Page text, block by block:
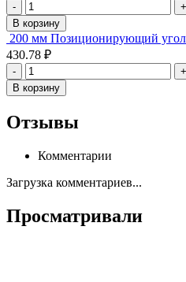
-
+
В корзину
200 мм Позиционирующий
430.78 ₽
-
+
В корзину
Отзывы
Комментарии
Загрузка комментариев...
Просматривали